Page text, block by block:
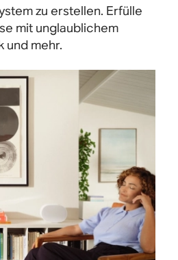
zu erstellen. Erfülle
mit unglaublichem
und mehr.